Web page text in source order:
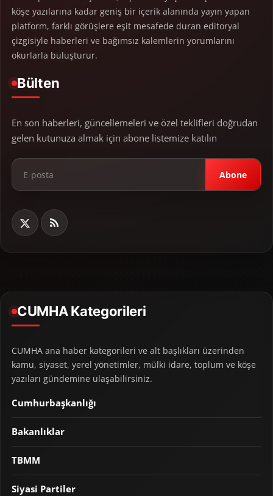
köşe yazılarına kadar geniş bir içerik alanında yayın yapan
platform, farklı görüşlere eşit mesafede duran editoryal
çizgisiyle haberleri ve bağımsız kalemlerin yorumlarını
okurlarla buluşturur.
Bülten
En son haberleri, güncellemeleri ve özel teklifleri doğrudan
gelen kutunuza almak için abone listemize katılın
Abone
CUMHA Kategorileri
CUMHA ana haber kategorileri ve alt başlıkları üzerinden
kamu, siyaset, yerel yönetimler, mülki idare, toplum ve köşe
yazıları gündemine ulaşabilirsiniz.
Cumhurbaşkanlığı
Bakanlıklar
TBMM
Siyasi Partiler